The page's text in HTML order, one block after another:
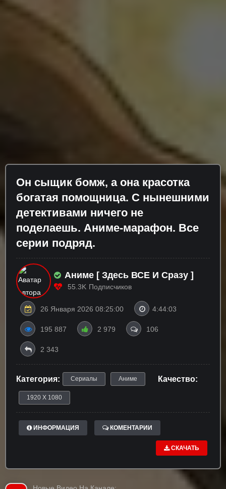
Он сыщик бомж, а она красотка
богатая помощница. С нынешними
детективами ничего не
поделаешь. Аниме-марафон. Все
серии подряд.
Аниме [ Здесь ВСЕ И Сразу ]
55.3K Подписчиков
26 Января 2026 08:25:00 4:44:03
195 887 2 979 106
2 343
Категория: Сериалы Аниме Качество:
1920 X 1080
ИНФОРМАЦИЯ КОМЕНТАРИИ
СКАЧАТЬ